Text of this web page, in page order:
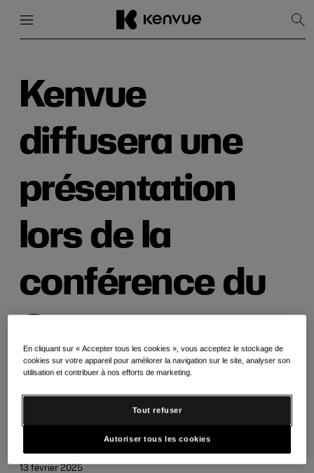
contenu
Kenvue
diffusera une
présentation
lors de la
conférence du
Analyst Group
de New York
13 février 2025
En cliquant sur « Accepter tous les cookies », vous acceptez le stockage de
cookies sur votre appareil pour améliorer la navigation sur le site, analyser son
utilisation et contribuer à nos efforts de marketing.
Tout refuser
Autoriser tous les cookies